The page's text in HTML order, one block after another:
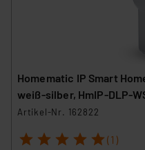
Homematic IP Smart
weiß‑silber,
Artikel-Nr. 162822
1 2 3 4 5 (1)